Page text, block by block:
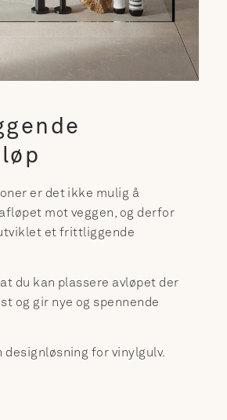
er det ikke mulig å
mot veggen, og derfor
et frittliggende
du kan plassere avløpet der
og gir nye og spennende
designløsning for vinylgulv.